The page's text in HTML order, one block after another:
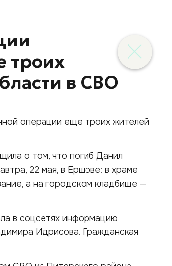
троих
в СВО
операции еще троих жителей
о том, что погиб Данил
22 мая, в Ершове: в храме
а на городском кладбище —
в соцсетях информацию
Идрисова. Гражданская